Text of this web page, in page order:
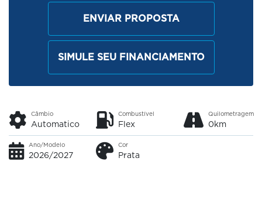
ENVIAR PROPOSTA
SIMULE SEU FINANCIAMENTO
Câmbio
Automatico
Combustível
Flex
Quilometragem
0km
Ano/Modelo
2026/2027
Cor
Prata